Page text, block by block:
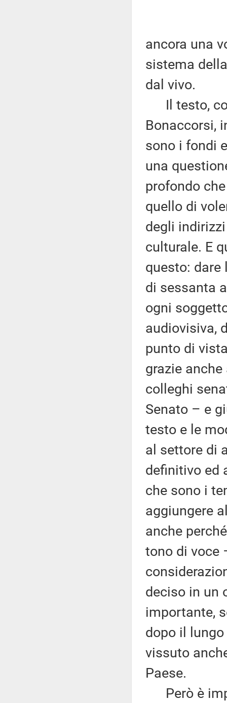
ancora una
sistema
dal vivo.
Il testo,
Bonaccorsi,
sono i fondi
una
profondo
quello di
degli
culturale. E
questo: dare
di sessanta
ogni
audiovisiva,
punto di
grazie
colleghi
Senato – e
testo e le
al settore di
definitivo ed
che sono i
aggiungere
anche
tono di voce
deciso in un
importante,
dopo il
vissuto
Paese.
Però è